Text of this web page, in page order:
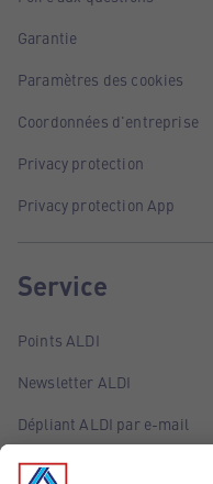
Garantie
Paramètres des cookies
Coordonnées d'entreprise
Privacy protection
Privacy protection App
Service
Points ALDI
Newsletter ALDI
Dépliant ALDI par e-mail
Offres